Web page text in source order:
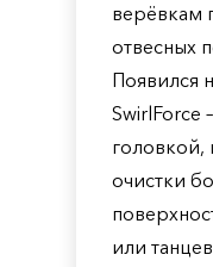
верёвкам
отвесных
Появился
SwirlForce
головкой,
очистки
или